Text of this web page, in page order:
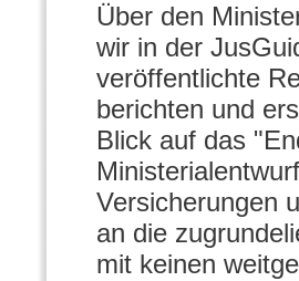
Über den
wir in der
veröffentlichte
berichten und
Blick auf das
Versicherungen
an die
mit keinen